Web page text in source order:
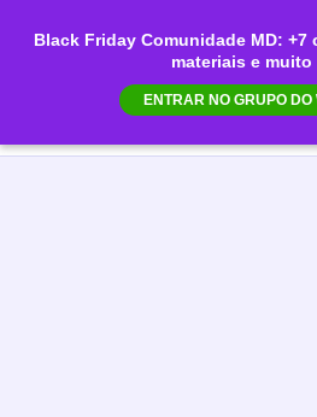
Black Friday Comunidade MD: +7
materiais e muito
ENTRAR NO GRUPO DO
para